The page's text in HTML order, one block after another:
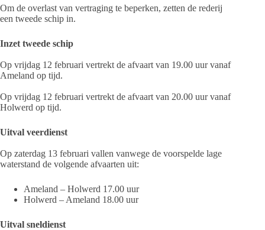
Om de overlast van vertraging te beperken, zetten de rederij
een tweede schip in.
Inzet tweede schip
Op vrijdag 12 februari vertrekt de afvaart van 19.00 uur vanaf
Ameland op tijd.
Op vrijdag 12 februari vertrekt de afvaart van 20.00 uur vanaf
Holwerd op tijd.
Uitval veerdienst
Op zaterdag 13 februari vallen vanwege de voorspelde lage
waterstand de volgende afvaarten uit:
Ameland – Holwerd 17.00 uur
Holwerd – Ameland 18.00 uur
Uitval sneldienst